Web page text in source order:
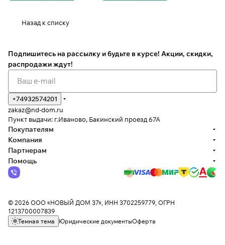
Назад к списку
Подпишитесь на рассылку и будьте в курсе! Акции, скидки,
распродажи ждут!
+74932574201
zakaz@nd-dom.ru
Пункт выдачи: г.Иваново, Бакинский проезд 67А
Покупателям
Компания
Партнерам
Помощь
© 2026 ООО «НОВЫЙ ДОМ 37», ИНН 3702259779, ОГРН
1213700007839
Темная тема
Юридические документыОферта